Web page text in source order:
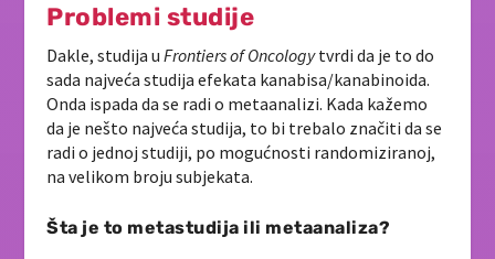
Problemi studije
Dakle, studija uFrontiers of Oncologytvrdi da je to do
sada najveća studija efekata kanabisa/kanabinoida.
Onda ispada da se radi o metaanalizi. Kada kažemo
da je nešto najveća studija, to bi trebalo značiti da se
radi o jednoj studiji, po mogućnosti randomiziranoj,
na velikom broju subjekata.
Šta je to metastudija ili metaanaliza?